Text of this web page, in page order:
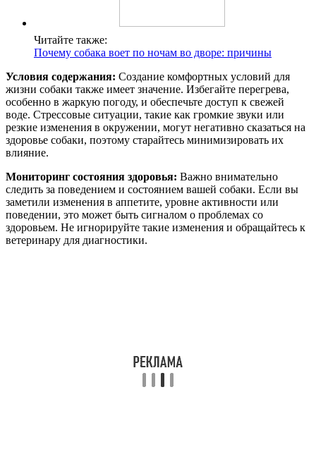
Читайте также:
Почему собака воет по ночам во дворе: причины
Условия содержания: Создание комфортных условий для
жизни собаки также имеет значение. Избегайте перегрева,
особенно в жаркую погоду, и обеспечьте доступ к свежей
воде. Стрессовые ситуации, такие как громкие звуки или
резкие изменения в окружении, могут негативно сказаться на
здоровье собаки, поэтому старайтесь минимизировать их
влияние.
Мониторинг состояния здоровья: Важно внимательно
следить за поведением и состоянием вашей собаки. Если вы
заметили изменения в аппетите, уровне активности или
поведении, это может быть сигналом о проблемах со
здоровьем. Не игнорируйте такие изменения и обращайтесь к
ветеринару для диагностики.